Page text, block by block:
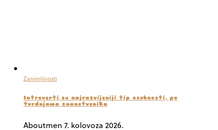
Zanimljivosti
Introverti su najrazvijeniji tip osobnosti, po
tvrdnjama znanstvenika
Aboutmen 7. kolovoza 2026.